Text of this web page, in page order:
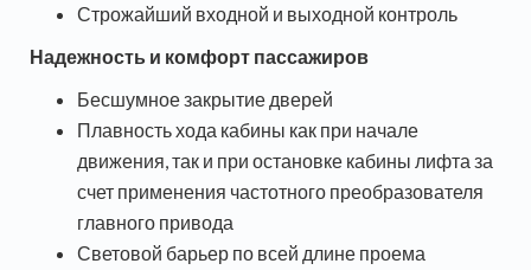
Строжайший входной и выходной контроль
Надежность и комфорт пассажиров
Бесшумное закрытие дверей
Плавность хода кабины как при начале
движения, так и при остановке кабины лифта за
счет применения частотного преобразователя
главного привода
Световой барьер по всей длине проема